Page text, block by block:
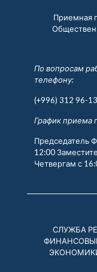
Приемная
По вопросам
телефону:
(+996) 312 96-
График приема
Председатель
12:00
Четвергам с
СЛУЖБА